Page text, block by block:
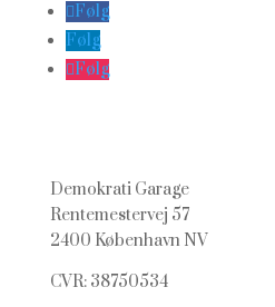
Følg
Følg
Følg
Demokrati Garage
Rentemestervej 57
2400 København NV
CVR: 38750534